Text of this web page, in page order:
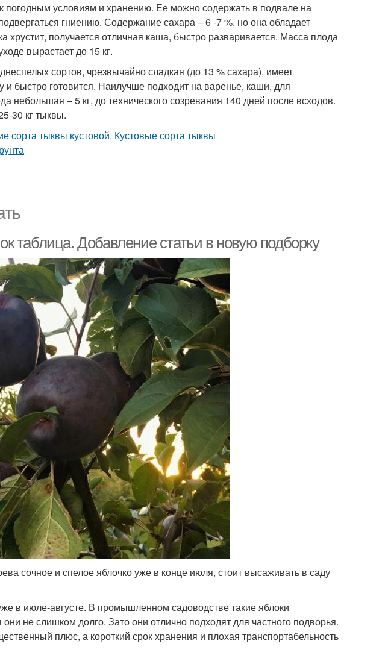
погодным условиям и хранению. Ее можно содержать в подвале на
гниению. Содержание сахара – 6 -7 %, но она обладает
получается отличная каша, быстро разваривается. Масса плода
вырастает до 15 кг.
сортов, чрезвычайно сладкая (до 13 % сахара), имеет
и быстро готовится. Наилучше подходит на варенье, каши, для
небольшая – 5 кг, до технического созревания 140 дней после всходов.
30 кг тыквы.
таблица. Добавление статьи в новую подборку
сочное и спелое яблочко уже в конце июля, стоит высаживать в саду
в июле-августе. В промышленном садоводстве такие яблоки
не слишком долго. Зато они отлично подходят для частного подворья.
плюс, а короткий срок хранения и плохая транспортабельность